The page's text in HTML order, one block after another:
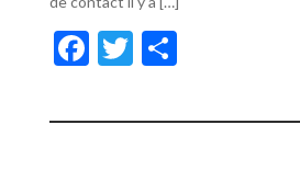
F
e
T
itt ta